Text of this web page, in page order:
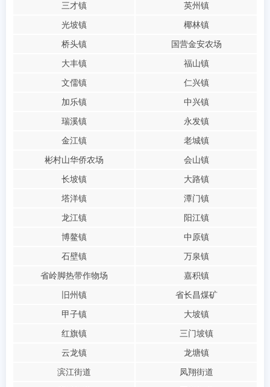
三才镇
英州镇
光坡镇
椰林镇
桥头镇
国营金安农场
大丰镇
福山镇
文儒镇
仁兴镇
加乐镇
中兴镇
瑞溪镇
永发镇
金江镇
老城镇
彬村山华侨农场
会山镇
长坡镇
大路镇
塔洋镇
潭门镇
龙江镇
阳江镇
博鳌镇
中原镇
石壁镇
万泉镇
省岭脚热带作物场
嘉积镇
旧州镇
省长昌煤矿
甲子镇
大坡镇
红旗镇
三门坡镇
云龙镇
龙塘镇
滨江街道
凤翔街道